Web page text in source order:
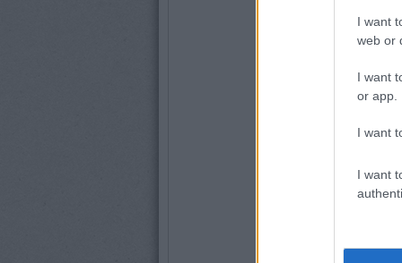
I want
web or
I want
or app.
I want
I want